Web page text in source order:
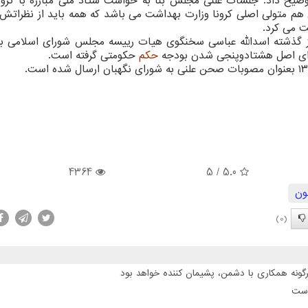
متولی اصلی كرونا وزارت بهداشت می باشد كه همه باید از
می كرد.
گذشته اسدالله عباسی سخنگوی هیات رییسه مجلس شورای اسلامی
اصل هشتادوپنجی شدن بودجه حكم حكومتی گرفته است.
5.0
/ 5
4364
(0)
همکاری با دشمن، پشیمان کننده خواهد بود